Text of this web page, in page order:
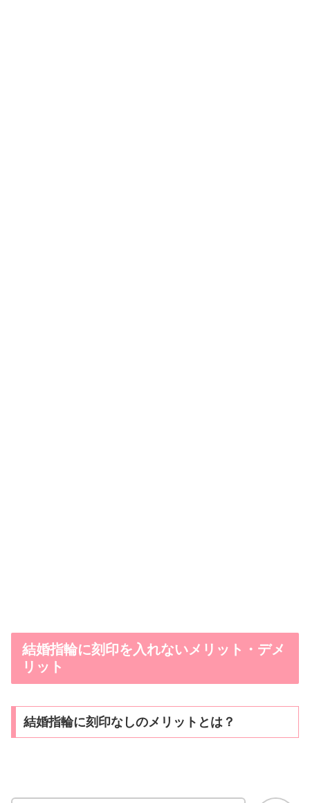
結婚指輪に刻印を入れないメリット・デメ
リット
結婚指輪に刻印なしのメリットとは？